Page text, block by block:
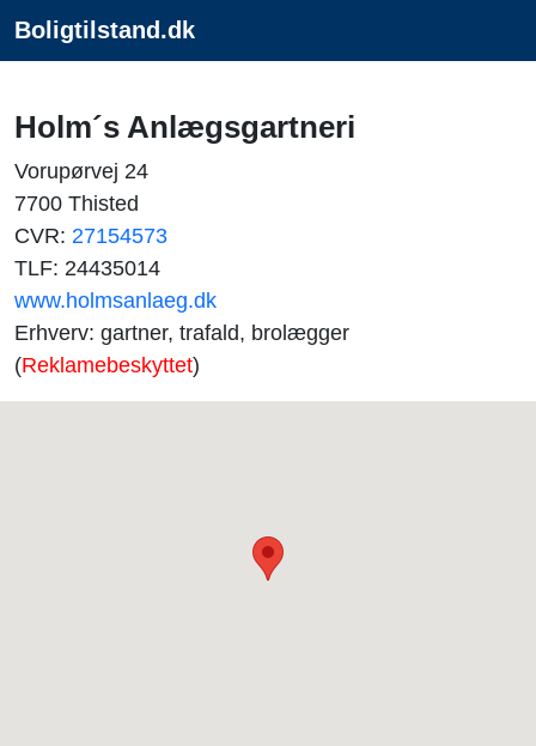
Boligtilstand.dk
Holm´s Anlægsgartneri
Vorupørvej 24
7700 Thisted
CVR: 27154573
TLF: 24435014
www.holmsanlaeg.dk
Erhverv: gartner, trafald, brolægger
(Reklamebeskyttet)